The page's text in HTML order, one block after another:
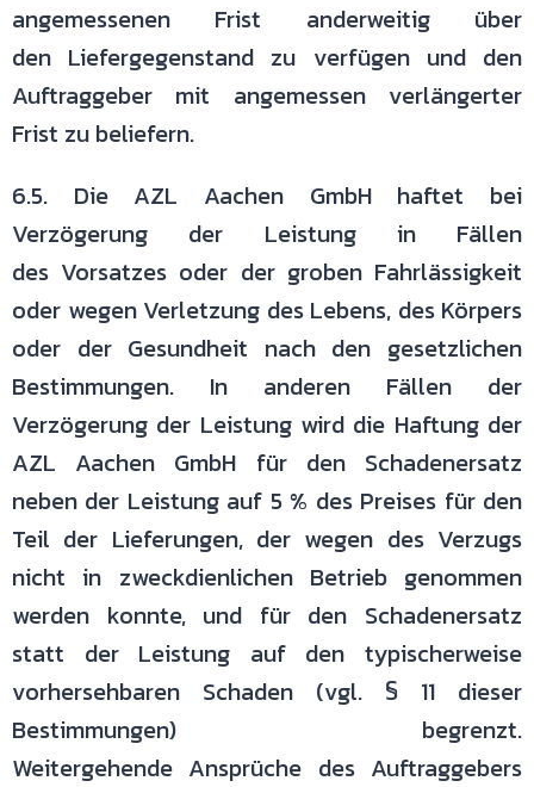
angemessenen Frist anderweitig über
den Liefergegenstand zu verfügen und den
Auftraggeber mit angemessen verlängerter
Frist zu beliefern.
6.5. Die AZL Aachen GmbH haftet bei
Verzögerung der Leistung in Fällen
des Vorsatzes oder der groben Fahrlässigkeit
oder wegen Verletzung des Lebens, des Körpers
oder der Gesundheit nach den gesetzlichen
Bestimmungen. In anderen Fällen der
Verzögerung der Leistung wird die Haftung der
AZL Aachen GmbH für den Schadenersatz
neben der Leistung auf 5 % des Preises für den
Teil der Lieferungen, der wegen des Verzugs
nicht in zweckdienlichen Betrieb genommen
werden konnte, und für den Schadenersatz
statt der Leistung auf den typischerweise
vorhersehbaren Schaden (vgl. § 11 dieser
Bestimmungen) begrenzt.
Weitergehende Ansprüche des Auftraggebers